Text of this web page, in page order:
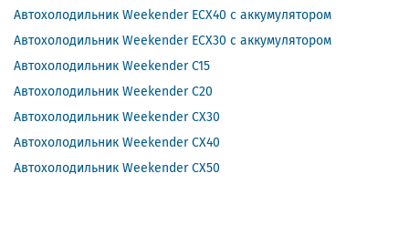
Автохолодильник Weekender ECX40 с аккумулятором
Автохолодильник Weekender ECX30 с аккумулятором
Автохолодильник Weekender C15
Автохолодильник Weekender C20
Автохолодильник Weekender CX30
Автохолодильник Weekender CX40
Автохолодильник Weekender CX50